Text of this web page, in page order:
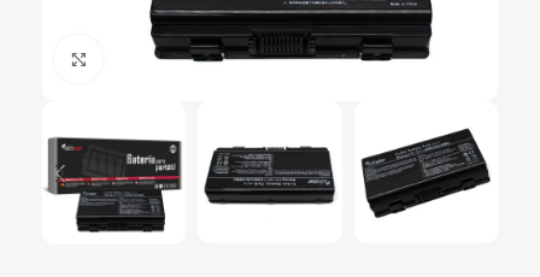
Click to enlarge